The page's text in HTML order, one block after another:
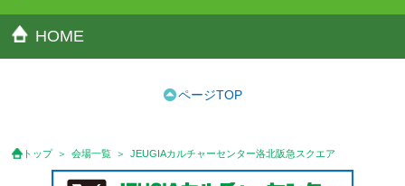
HOME
ページTOP
トップ 会場一覧 JEUGIAカルチャーセンター洛北阪急スクエア